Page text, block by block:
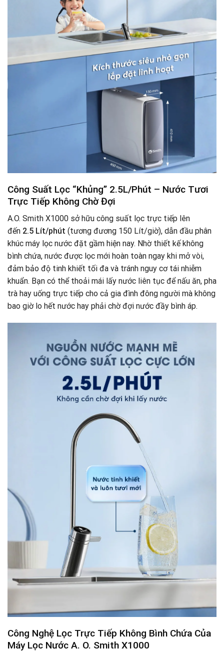
Công Suất Lọc “Khủng” 2.5L/Phút – Nước Tươi
Trực Tiếp Không Chờ Đợi
A.O. Smith X1000 sở hữu công suất lọc trực tiếp lên
đến 2.5 Lít/phút (tương đương 150 Lít/giờ), dẫn đầu phân
khúc máy lọc nước đặt gầm hiện nay. Nhờ thiết kế không
bình chứa, nước được lọc mới hoàn toàn ngay khi mở vòi,
đảm bảo độ tinh khiết tối đa và tránh nguy cơ tái nhiễm
khuẩn. Bạn có thể thoải mái lấy nước liên tục để nấu ăn, pha
trà hay uống trực tiếp cho cả gia đình đông người mà không
bao giờ lo hết nước hay phải chờ đợi nước đầy bình áp.
Công Nghệ Lọc Trực Tiếp Không Bình Chứa Của
Máy Lọc Nước A. O. Smith X1000